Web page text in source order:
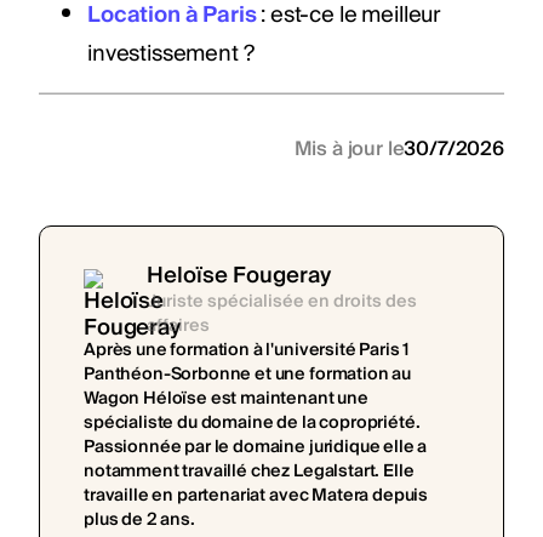
Location à Paris: est-ce le meilleur
investissement ?
Mis à jour le30/7/2026
Heloïse Fougeray
Juriste spécialisée en droits des
affaires
Après une formation à l'université Paris 1
Panthéon-Sorbonne et une formation au
Wagon Héloïse est maintenant une
spécialiste du domaine de la copropriété.
Passionnée par le domaine juridique elle a
notamment travaillé chez Legalstart. Elle
travaille en partenariat avec Matera depuis
plus de 2 ans.